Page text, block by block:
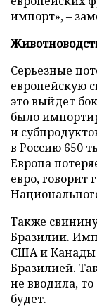
импорт», –
Серьезные
европейскую
это выйдет
было
и
в Россию 650
Европа
евро, говорит
Также
Бразилии.
США и Канады
Бразилией.
не вводила,
будет.